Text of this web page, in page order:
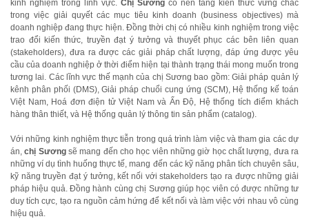
kinh nghiệm trong lĩnh vực. Chị Sương có nền tảng kiến thức vững chắc
trong việc giải quyết các mục tiêu kinh doanh (business objectives) mà
doanh nghiệp đang thực hiện. Đồng thời chị có nhiều kinh nghiệm trong việc
trao đổi kiến thức, truyền đạt ý tưởng và thuyết phục các bên liên quan
(stakeholders), đưa ra được các giải pháp chất lượng, đáp ứng được yêu
cầu của doanh nghiệp ở thời điểm hiện tại thành trạng thái mong muốn trong
tương lai. Các lĩnh vực thế mạnh của chị Sương bao gồm: Giải pháp quản lý
kênh phân phối (DMS), Giải pháp chuổi cung ứng (SCM), Hệ thống kế toán
Việt Nam, Hoá đơn điện tử Việt Nam và Ấn Độ, Hệ thống tích điểm khách
hàng thân thiết, và Hệ thống quản lý thông tin sản phẩm (catalog).
Với những kinh nghiệm thực tiễn trong quá trình làm việc và tham gia các dự
án,chị Sươngsẽ mang đến cho học viên những giờ học chất lượng, đưa ra
những ví dụ tình huống thực tế, mang đến các kỹ năng phân tích chuyên sâu,
kỹ năng truyền đạt ý tưởng, kết nối với stakeholders tạo ra được những giải
pháp hiệu quả. Đồng hành cùng chị Sương giúp học viên có được những tư
duy tích cực, tạo ra nguồn cảm hứng để kết nối và làm việc với nhau vô cùng
hiệu quả.